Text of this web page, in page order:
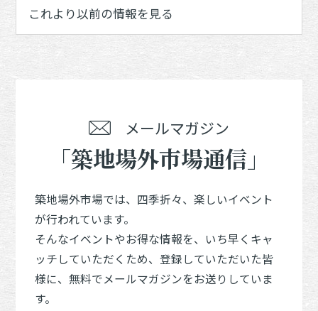
これより以前の情報を見る
メールマガジン
「築地場外市場通信」
築地場外市場では、四季折々、楽しいイベント
が行われています。
そんなイベントやお得な情報を、いち早くキャ
ッチしていただくため、登録していただいた皆
様に、無料でメールマガジンをお送りしていま
す。